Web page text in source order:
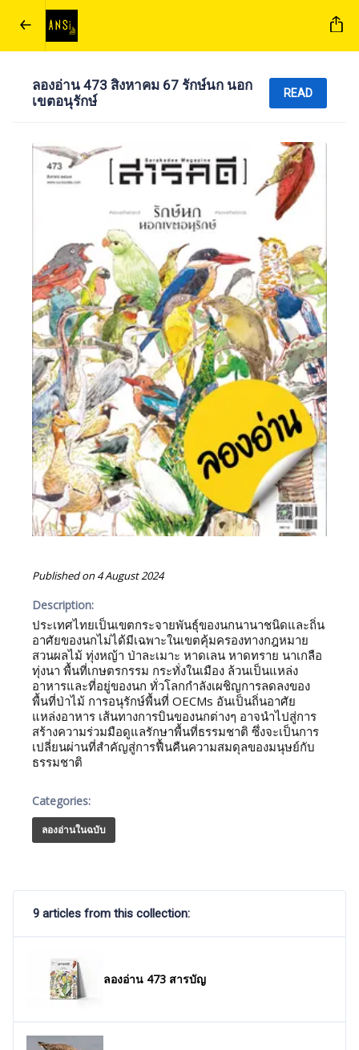
ลองอ่าน 473 สิงหาคม 67 รักษ์นก นอก
เขตอนุรักษ์
READ
Published on 4 August 2024
Description:
ประเทศไทยเป็นเขตกระจายพันธุ์ของนกนานาชนิดและถิ่น
อาศัยของนกไม่ได้มีเฉพาะในเขตคุ้มครองทางกฎหมาย
สวนผลไม้ ทุ่งหญ้า ป่าละเมาะ หาดเลน หาดทราย นาเกลือ
ทุ่งนา พื้นที่เกษตรกรรม กระทั่งในเมือง ล้วนเป็นแหล่ง
อาหารและที่อยู่ของนก ทั่วโลกกำลังเผชิญการลดลงของ
พื้นที่ป่าไม้ การอนุรักษ์พื้นที่ OECMs อันเป็นถิ่นอาศัย
แหล่งอาหาร เส้นทางการบินของนกต่างๆ อาจนำไปสู่การ
สร้างความร่วมมือดูแลรักษาพื้นที่ธรรมชาติ ซึ่งจะเป็นการ
เปลี่ยนผ่านที่สำคัญสู่การฟื้นคืนความสมดุลของมนุษย์กับ
ธรรมชาติ
Categories:
ลองอ่านในฉบับ
9 articles from this collection:
ลองอ่าน 473 สารบัญ